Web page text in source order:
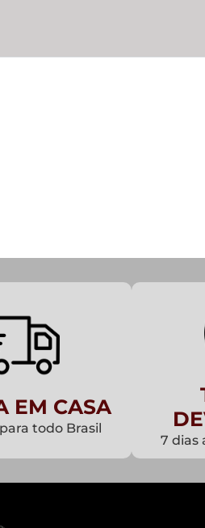
EM CASA
todo Brasil
7 dias